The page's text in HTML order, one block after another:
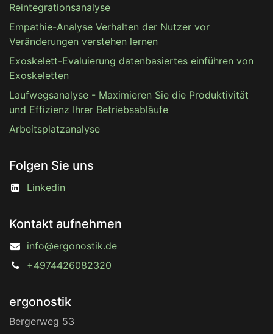
Reintegrationsanalyse
Empathie-Analyse Verhalten der Nutzer vor
Veränderungen verstehen lernen
Exoskelett-Evaluierung datenbasiertes einführen von
Exoskeletten
Laufwegsanalyse - Maximieren Sie die Produktivität
und Effizienz Ihrer Betriebsabläufe
Arbeitsplatzanalyse
Folgen Sie uns
Linkedin
Kontakt aufnehmen
info@ergonostik.de
+4974426082320
ergonostik
Bergerweg 53